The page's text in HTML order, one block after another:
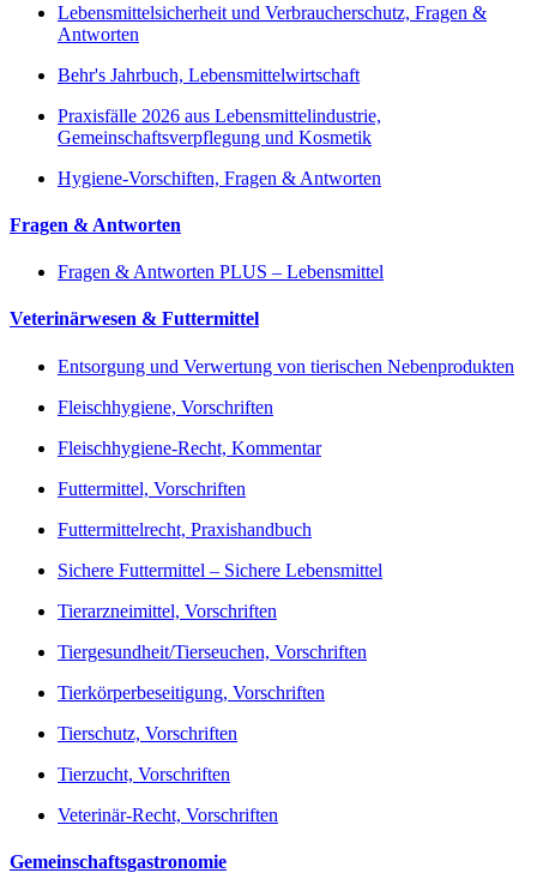
Lebensmittelsicherheit und Verbraucherschutz, Fragen &
Antworten
Behr's Jahrbuch, Lebensmittelwirtschaft
Praxisfälle 2026 aus Lebensmittelindustrie,
Gemeinschaftsverpflegung und Kosmetik
Hygiene-Vorschiften, Fragen & Antworten
Fragen & Antworten
Fragen & Antworten PLUS – Lebensmittel
Veterinärwesen & Futtermittel
Entsorgung und Verwertung von tierischen Nebenprodukten
Fleischhygiene, Vorschriften
Fleischhygiene-Recht, Kommentar
Futtermittel, Vorschriften
Futtermittelrecht, Praxishandbuch
Sichere Futtermittel – Sichere Lebensmittel
Tierarzneimittel, Vorschriften
Tiergesundheit/Tierseuchen, Vorschriften
Tierkörperbeseitigung, Vorschriften
Tierschutz, Vorschriften
Tierzucht, Vorschriften
Veterinär-Recht, Vorschriften
Gemeinschaftsgastronomie